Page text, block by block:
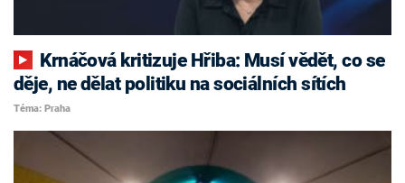
děje, ne dělat politiku na sociálních sítích
Téma: Praha